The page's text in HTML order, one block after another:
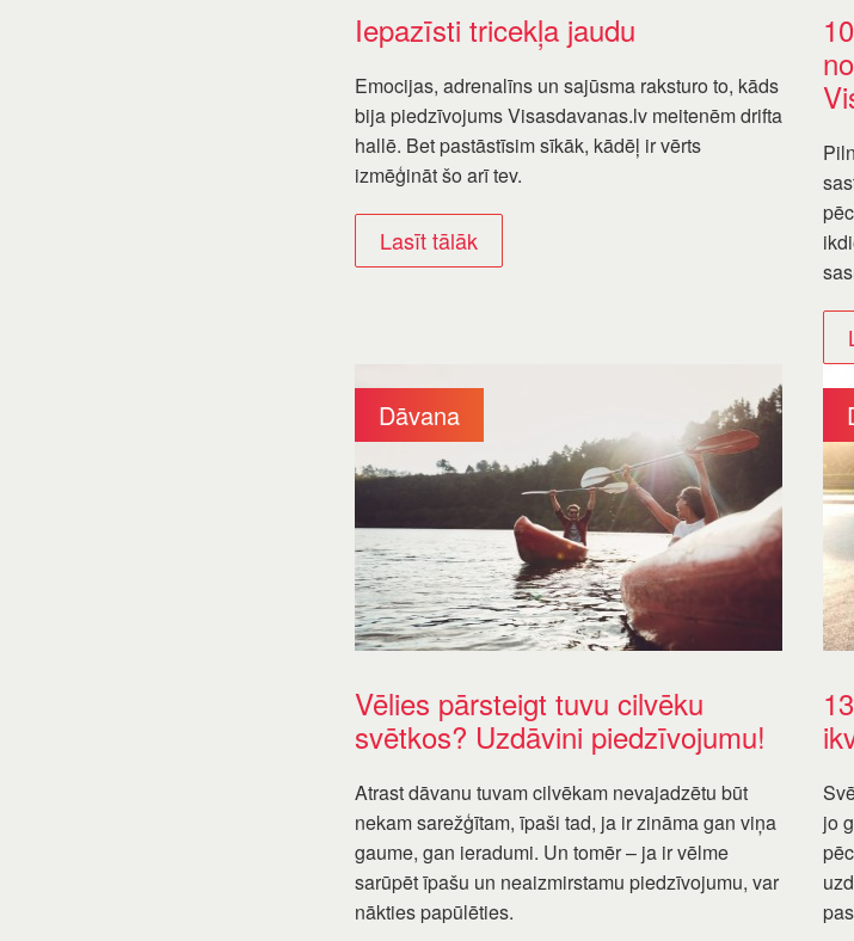
Iepazīsti tricekļa jaudu
Emocijas, adrenalīns un sajūsma raksturo to, kāds
bija piedzīvojums Visasdavanas.lv meitenēm drifta
hallē. Bet pastāstīsim sīkāk, kādēļ ir vērts
izmēģināt šo arī tev.
Lasīt tālāk
Dāvana
Vēlies pārsteigt tuvu cilvēku
svētkos? Uzdāvini piedzīvojumu!
Atrast dāvanu tuvam cilvēkam nevajadzētu būt
nekam sarežģītam, īpaši tad, ja ir zināma gan viņa
gaume, gan ieradumi. Un tomēr – ja ir vēlme
sarūpēt īpašu un neaizmirstamu piedzīvojumu, var
nākties papūlēties.
jo